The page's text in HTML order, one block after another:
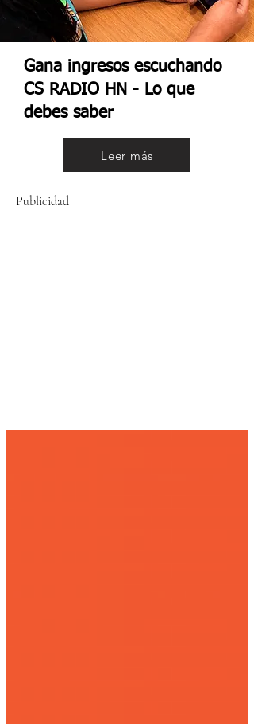
Gana ingresos escuchando
CS RADIO HN - Lo que
debes saber
Leer más
Publicidad